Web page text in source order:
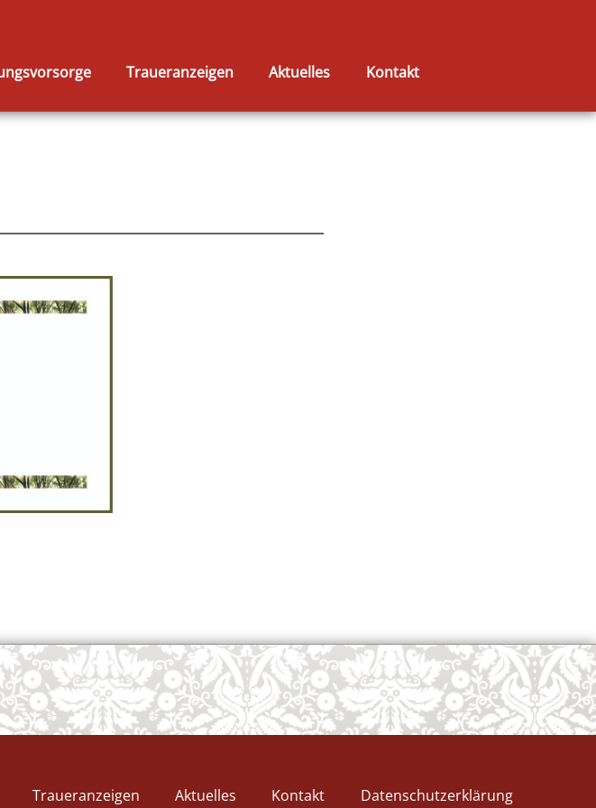
| Cookies Policy
powered by WPCookiePro
Traueranzeigen Aktuelles Kontakt
Traueranzeigen Aktuelles Kontakt Datenschutzerklärung